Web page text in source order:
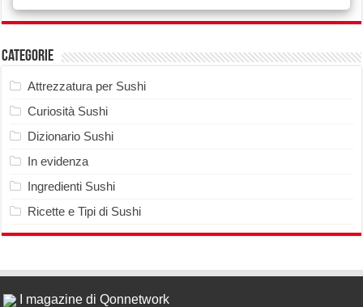
Categorie
Attrezzatura per Sushi
Curiosità Sushi
Dizionario Sushi
In evidenza
Ingredienti Sushi
Ricette e Tipi di Sushi
I magazine di Qonnetwork